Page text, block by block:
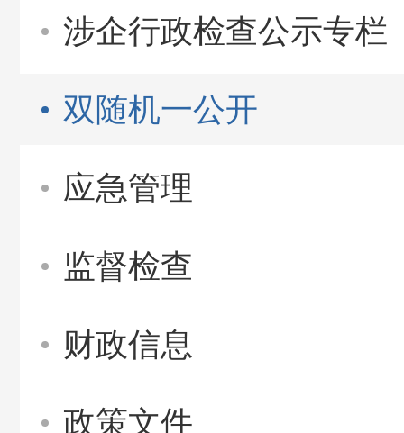
涉企行政检查公示专栏
双随机一公开
应急管理
监督检查
财政信息
政策文件